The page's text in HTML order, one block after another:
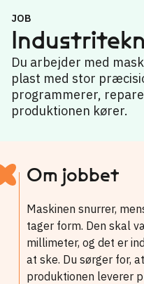
JOB
Du arbejder med
plast med stor
programmerer,
produktionen kører.
Om jobbet
Maskinen snurrer,
tager form. Den skal
millimeter, og det er
at ske. Du sørger for,
produktionen leverer